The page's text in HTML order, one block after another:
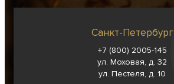
Санкт-Петербург
+7 (800) 2005-145
ул. Моховая, д. 32
ул. Пестеля, д. 10